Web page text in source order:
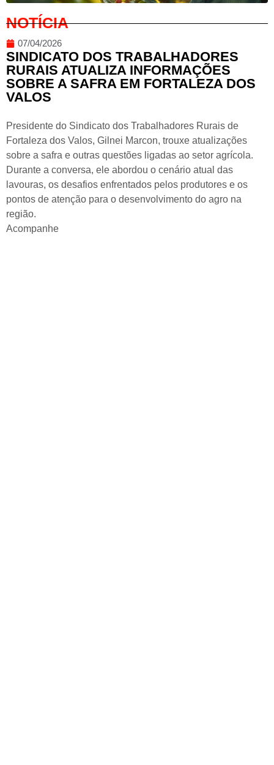
NOTÍCIA
07/04/2026
SINDICATO DOS TRABALHADORES
RURAIS ATUALIZA INFORMAÇÕES
SOBRE A SAFRA EM FORTALEZA DOS
VALOS
Presidente do Sindicato dos Trabalhadores Rurais de
Fortaleza dos Valos, Gilnei Marcon, trouxe atualizações
sobre a safra e outras questões ligadas ao setor agrícola.
Durante a conversa, ele abordou o cenário atual das
lavouras, os desafios enfrentados pelos produtores e os
pontos de atenção para o desenvolvimento do agro na
região.
Acompanhe